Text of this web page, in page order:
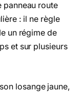
panneau route
: il ne règle
un régime de
et sur plusieurs
losange jaune,